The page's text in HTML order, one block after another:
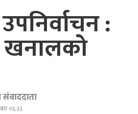
:
संवाददाता
०६:३३